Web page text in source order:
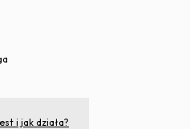
i jak działa?